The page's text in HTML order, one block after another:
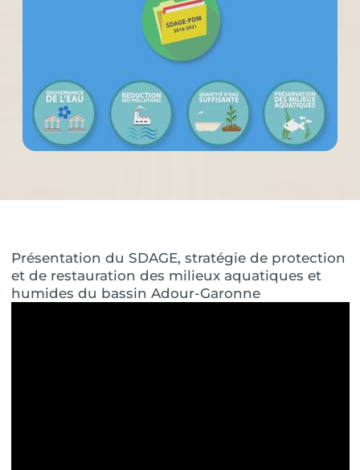
Présentation du SDAGE, stratégie de protection
et de restauration des milieux aquatiques et
humides du bassin Adour-Garonne